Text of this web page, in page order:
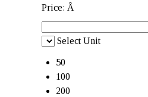
Price: Â
Select Unit
50
100
200